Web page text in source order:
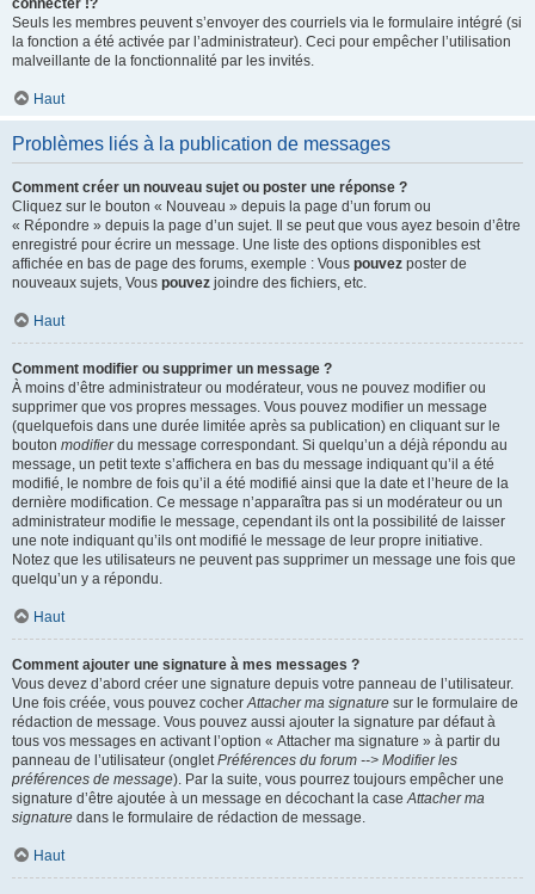
connecter !?
Seuls les membres peuvent s’envoyer des courriels via le formulaire intégré (si
la fonction a été activée par l’administrateur). Ceci pour empêcher l’utilisation
malveillante de la fonctionnalité par les invités.
Haut
Problèmes liés à la publication de messages
Comment créer un nouveau sujet ou poster une réponse ?
Cliquez sur le bouton « Nouveau » depuis la page d’un forum ou
« Répondre » depuis la page d’un sujet. Il se peut que vous ayez besoin d’être
enregistré pour écrire un message. Une liste des options disponibles est
affichée en bas de page des forums, exemple : Vous pouvez poster de
nouveaux sujets, Vous pouvez joindre des fichiers, etc.
Haut
Comment modifier ou supprimer un message ?
À moins d’être administrateur ou modérateur, vous ne pouvez modifier ou
supprimer que vos propres messages. Vous pouvez modifier un message
(quelquefois dans une durée limitée après sa publication) en cliquant sur le
bouton modifierdu message correspondant. Si quelqu’un a déjà répondu au
message, un petit texte s’affichera en bas du message indiquant qu’il a été
modifié, le nombre de fois qu’il a été modifié ainsi que la date et l’heure de la
dernière modification. Ce message n’apparaîtra pas si un modérateur ou un
administrateur modifie le message, cependant ils ont la possibilité de laisser
une note indiquant qu’ils ont modifié le message de leur propre initiative.
Notez que les utilisateurs ne peuvent pas supprimer un message une fois que
quelqu’un y a répondu.
Haut
Comment ajouter une signature à mes messages ?
Vous devez d’abord créer une signature depuis votre panneau de l’utilisateur.
Une fois créée, vous pouvez cocherAttacher ma signature sur le formulaire de
rédaction de message. Vous pouvez aussi ajouter la signature par défaut à
tous vos messages en activant l’option « Attacher ma signature » à partir du
panneau de l’utilisateur (ongletPréférences du forum --> Modifier les
préférences de message). Par la suite, vous pourrez toujours empêcher une
signature d’être ajoutée à un message en décochant la caseAttacher ma
signature dans le formulaire de rédaction de message.
Haut